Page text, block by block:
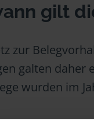
gilt
zur
galten daher
wurden im